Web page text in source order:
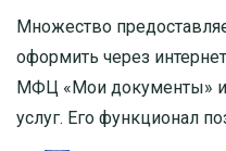
Множество
оформить через
МФЦ «Мои документы»
услуг. Его функционал